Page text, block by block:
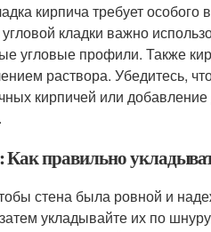
кирпича требует
кладки важно
угловые профили. Также
раствора. Убедитесь,
кирпичей или
Как правильно
стена была ровной и
укладывайте их по